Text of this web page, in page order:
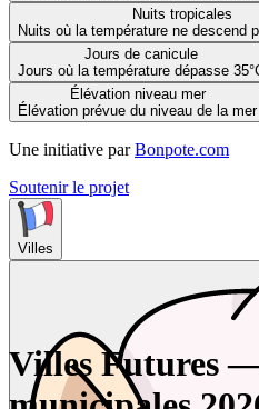
Nuits tropicales
Nuits où la température ne descend
Jours de canicule
Jours où la température dépasse
Élévation niveau mer
Élévation prévue du niveau de la mer
Une initiative par Bonpote.com
Soutenir le projet
Villes
Villes Futures